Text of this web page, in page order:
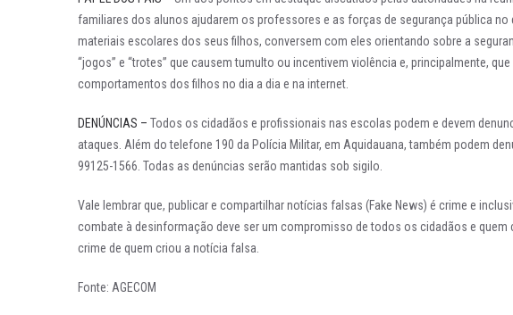
familiares dos alunos ajudarem os professores e as forças de segurança pública no
materiais escolares dos seus filhos, conversem com eles orientando sobre a
“jogos” e “trotes” que causem tumulto ou incentivem violência e, principalmente,
comportamentos dos filhos no dia a dia e na internet.
DENÚNCIAS – Todos os cidadãos e profissionais nas escolas podem e devem
ataques. Além do telefone 190 da Polícia Militar, em Aquidauana, também podem
99125-1566. Todas as denúncias serão mantidas sob sigilo.
Vale lembrar que, publicar e compartilhar notícias falsas (Fake News) é crime e
combate à desinformação deve ser um compromisso de todos os cidadãos e
crime de quem criou a notícia falsa.
Fonte: AGECOM